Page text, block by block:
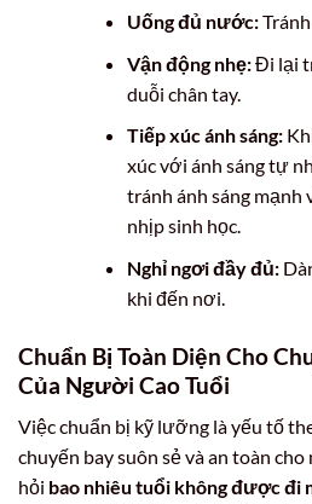
Uống đủ nước:
Vận động nhẹ:Đi lại
duỗi chân tay.
Tiếp xúc ánh sáng:
xúc với ánh sáng tự
tránh ánh sáng mạnh
nhịp sinh học.
Nghỉ ngơi đầy đủ:
khi đến nơi.
Chuẩn Bị Toàn Diện Cho
Của Người Cao Tuổi
Việc chuẩn bị kỹ lưỡng là yếu tố
chuyến bay suôn sẻ và an toàn
hỏi bao nhiêu tuổi không được đi